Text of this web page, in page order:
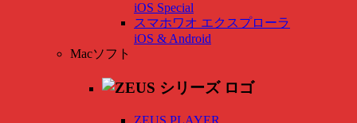
iOS Special
スマホワオ エクスプローラ
iOS & Android
Macソフト
ZEUS PLAYER